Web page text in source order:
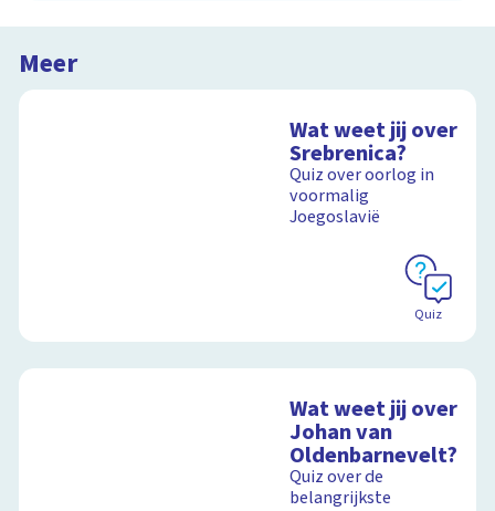
Meer
Wat weet jij over
Srebrenica?
Quiz over oorlog in
voormalig
Joegoslavië
Quiz
Wat weet jij over
Johan van
Oldenbarnevelt?
Quiz over de
belangrijkste